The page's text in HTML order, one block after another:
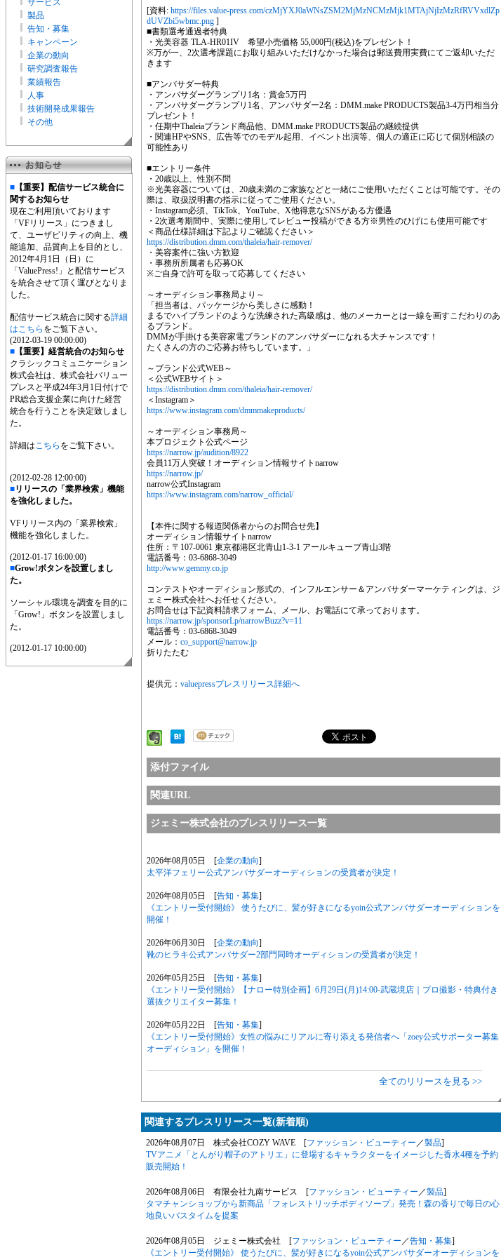
サービス
製品
告知・募集
キャンペーン
企業の動向
研究調査報告
業績報告
人事
技術開発成果報告
その他
■ 【重要】配信サービス統合に
関するお知らせ
現在ご利用頂いております
「VFリリース」につきまし
て、ユーザビリティの向上、機
能追加、品質向上を目的とし、
2012年4月1日（日）に
「ValuePress!」と配信サービス
を統合させて頂く運びとなりま
した。
配信サービス統合に関する詳細
はこちら をご覧下さい。
(2012-03-19 00:00:00)
■ 【重要】経営統合のお知らせ
クラシックコミュニケーション
株式会社は、株式会社バリュー
プレスと平成24年3月1日付けで
PR総合支援企業に向けた経営
統合を行うことを決定致しまし
た。
詳細はこちら をご覧下さい。
(2012-02-28 12:00:00)
■リリースの「業界検索」機能
を強化しました。
VFリリース内の「業界検索」
機能を強化しました。
(2012-01-17 16:00:00)
■Grow!ボタンを設置しまし
た。
ソーシャル環境を調査を目的に
「Grow!」ボタンを設置しまし
た。
(2012-01-17 10:00:00)
[資料: https://files.value-press.com/czMjYXJ0aWNsZSM2MjMzNCMzMjk1MTAjNjIzMzRfRVVxdlZp
dUVZbi5wbmc.png ]
■書類選考通過者特典
・光美容器 TLA-HR01IV 希望小売価格 55,000円(税込)をプレゼント！
※万が一、2次選考課題にお取り組みいただけなかった場合は郵送費用実費にてご返却いただ
きます
■アンバサダー特典
・アンバサダーグランプリ1名：賞金5万円
・アンバサダーグランプリ1名、アンバサダー2名：DMM.make PRODUCTS製品3-4万円相当分
プレゼント！
・任期中Thaleiaブランド商品他、DMM.make PRODUCTS製品の継続提供
・関連HPやSNS、広告等でのモデル起用、イベント出演等、個人の適正に応じて個別相談の
可能性あり
■エントリー条件
・20歳以上、性別不問
※光美容器については、20歳未満のご家族などと一緒にご使用いただくことは可能です。その
際は、取扱説明書の指示に従ってご使用ください。
・Instagram必須、TikTok、YouTube、X他得意なSNSがある方優遇
・2次選考期間中、実際に使用してレビュー投稿ができる方※男性のひげにも使用可能です
＜商品仕様詳細は下記よりご確認ください＞
https://distribution.dmm.com/thaleia/hair-remover/
・美容案件に強い方歓迎
・事務所所属者も応募OK
※ご自身で許可を取って応募してください
～オーディション事務局より～
「担当者は、パッケージから美しさに感動！
まるでハイブランドのような洗練された高級感は、他のメーカーとは一線を画すこだわりのあ
るブランド。
DMMが手掛ける美容家電ブランドのアンバサダーになれる大チャンスです！
たくさんの方のご応募お待ちしています。」
～ブランド公式WEB～
＜公式WEBサイト＞
https://distribution.dmm.com/thaleia/hair-remover/
＜Instagram＞
https://www.instagram.com/dmmmakeproducts/
～オーディション事務局～
本プロジェクト公式ページ
https://narrow.jp/audition/8922
会員11万人突破！オーディション情報サイトnarrow
https://narrow.jp/
narrow公式Instagram
https://www.instagram.com/narrow_official/
【本件に関する報道関係者からのお問合せ先】
オーディション情報サイトnarrow
住所：〒107-0061 東京都港区北青山1-3-1 アールキューブ青山3階
電話番号：03-6868-3049
http://www.gemmy.co.jp
コンテストやオーディション形式の、インフルエンサー＆アンバサダーマーケティングは、ジ
ェミー株式会社へお任せください。
お問合せは下記資料請求フォーム、メール、お電話にて承っております。
https://narrow.jp/sponsorLp/narrowBuzz?v=11
電話番号：03-6868-3049
メール： co_support@narrow.jp
折りたたむ
提供元： valuepressプレスリリース詳細へ
添付ファイル
関連URL
ジェミー株式会社のプレスリリース一覧
2026年08月05日 [企業の動向]
太平洋フェリー公式アンバサダーオーディションの受賞者が決定！
2026年08月05日 [告知・募集]
《エントリー受付開始》 使うたびに、髪が好きになるyoin公式アンバサダーオーディションを
開催！
2026年06月30日 [企業の動向]
靴のヒラキ公式アンバサダー2部門同時オーディションの受賞者が決定！
2026年05月25日 [告知・募集]
《エントリー受付開始》【ナロー特別企画】6月29日(月)14:00-武蔵境店｜プロ撮影・特典付き
選抜クリエイター募集！
2026年05月22日 [告知・募集]
《エントリー受付開始》女性の悩みにリアルに寄り添える発信者へ「zoey公式サポーター募集
オーディション」を開催！
全てのリリースを見る >>
関連するプレスリリース一覧(新着順)
2026年08月07日 株式会社COZY WAVE [ファッション・ビューティー ／製品]
TVアニメ「とんがり帽子のアトリエ」に登場するキャラクターをイメージした香水4種を予約
販売開始！
2026年08月06日 有限会社九南サービス [ファッション・ビューティー ／製品]
タマチャンショップから新商品「フォレストリッチボディソープ」発売！森の香りで毎日の心
地良いバスタイムを提案
2026年08月05日 ジェミー株式会社 [ファッション・ビューティー ／告知・募集]
《エントリー受付開始》 使うたびに、髪が好きになるyoin公式アンバサダーオーディションを